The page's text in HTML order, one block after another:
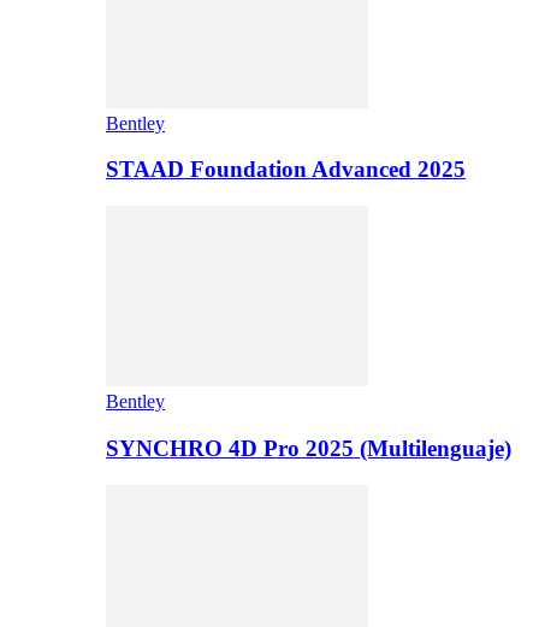
Bentley
STAAD Foundation Advanced 2025
Bentley
SYNCHRO 4D Pro 2025 (Multilenguaje)